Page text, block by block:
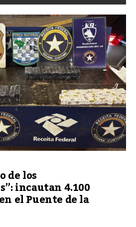
de los
incautan 4.100
el Puente de la